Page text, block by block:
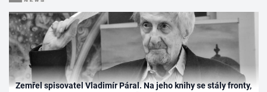
Zemřel spisovatel Vladimír Páral. Na jeho knihy se stály fronty,